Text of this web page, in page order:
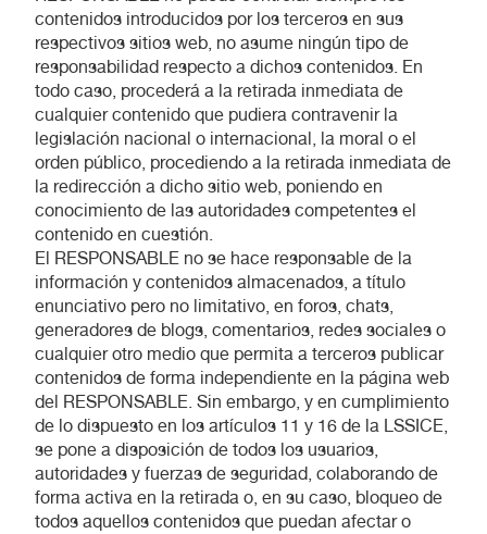
contenidos introducidos por los terceros en sus
respectivos sitios web, no asume ningún tipo de
responsabilidad respecto a dichos contenidos. En
todo caso, procederá a la retirada inmediata de
cualquier contenido que pudiera contravenir la
legislación nacional o internacional, la moral o el
orden público, procediendo a la retirada inmediata de
la redirección a dicho sitio web, poniendo en
conocimiento de las autoridades competentes el
contenido en cuestión.
El RESPONSABLE no se hace responsable de la
información y contenidos almacenados, a título
enunciativo pero no limitativo, en foros, chats,
generadores de blogs, comentarios, redes sociales o
cualquier otro medio que permita a terceros publicar
contenidos de forma independiente en la página web
del RESPONSABLE. Sin embargo, y en cumplimiento
de lo dispuesto en los artículos 11 y 16 de la LSSICE,
se pone a disposición de todos los usuarios,
autoridades y fuerzas de seguridad, colaborando de
forma activa en la retirada o, en su caso, bloqueo de
todos aquellos contenidos que puedan afectar o